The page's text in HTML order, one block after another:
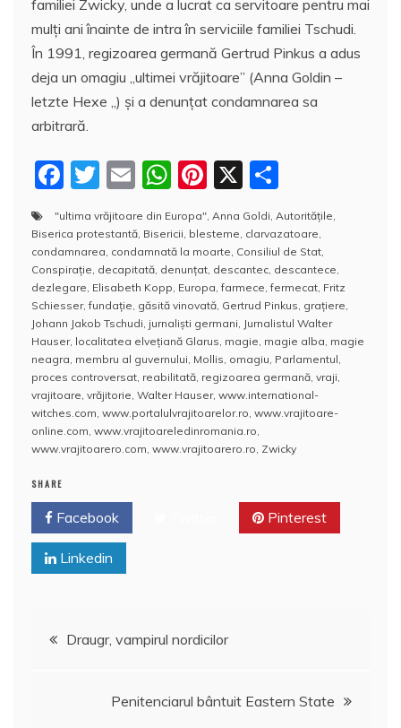
familiei Zwicky, unde a lucrat ca servitoare pentru mai
mulţi ani înainte de intra în serviciile familiei Tschudi.
În 1991, regizoarea germană Gertrud Pinkus a adus
deja un omagiu „ultimei vrăjitoare” (Anna Goldin –
letzte Hexe „) şi a denunţat condamnarea sa
arbitrară.
F
a
c
e
b
o
o
k
T
w
itt
er
E
m
ai
l
W
at
s
A
p
p
Pi
nt
er
e
st
X
a
rt
aj
e
a
z
ă
"ultima vrăjitoare din Europa", Anna Goldi, Autorităţile,
Biserica protestantă, Bisericii, blesteme, clarvazatoare,
condamnarea, condamnată la moarte, Consiliul de Stat,
Conspiraţie, decapitată, denunţat, descantec, descantece,
dezlegare, Elisabeth Kopp, Europa,farmece,fermecat, Fritz
Schiesser,fundaţie, găsită vinovată, Gertrud Pinkus, graţiere,
Johann Jakob Tschudi, jurnalişti germani, Jurnalistul Walter
Hauser, localitatea elveţiană Glarus, magie, magie alba, magie
neagra, membru al guvernului, Mollis, omagiu, Parlamentul,
proces controversat, reabilitată, regizoarea germană, vraji,
vrajitoare, vrăjitorie, Walter Hauser, www.international-
witches.com, www.portalulvrajitoarelor.ro, www.vrajitoare-
online.com, www.vrajitoareledinromania.ro,
www.vrajitoarero.com, www.vrajitoarero.ro, Zwicky
SHARE
Facebook Pinterest
Linkedin
Navigare
Draugr, vampirul nordicilor
Penitenciarul bântuit Eastern State